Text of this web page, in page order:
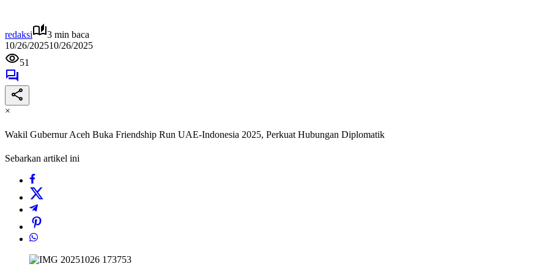
redaksi
3 min baca
10/26/202510/26/2025
51
×
Wakil Gubernur Aceh Buka Friendship Run UAE-Indonesia 2025, Perkuat Hubungan Diplomatik
Sebarkan artikel ini